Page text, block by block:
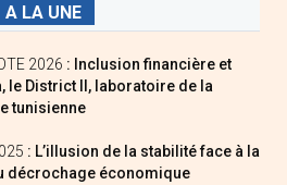
A LA UNE
2026 : Inclusion financière et
le District II, laboratoire de la
tunisienne
: L’illusion de la stabilité face à la
décrochage économique